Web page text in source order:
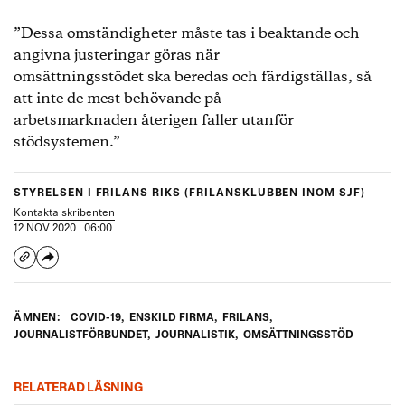
”Dessa omständigheter måste tas i beaktande och
angivna justeringar göras när
omsättningsstödet ska beredas och färdigställas, så
att inte de mest behövande på
arbetsmarknaden återigen faller utanför
stödsystemen.”
STYRELSEN I FRILANS RIKS (FRILANSKLUBBEN INOM SJF)
Kontakta skribenten
12 NOV 2020 | 06:00
ÄMNEN: COVID-19, ENSKILD FIRMA, FRILANS,
JOURNALISTFÖRBUNDET, JOURNALISTIK, OMSÄTTNINGSSTÖD
RELATERAD LÄSNING